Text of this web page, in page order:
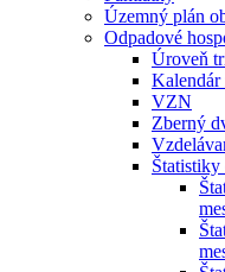
Územný plán
Odpadové
Úroveň
Kalendár
VZN
Zberný
Štatistiky